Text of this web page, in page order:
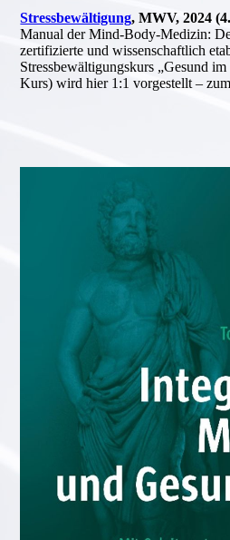
Stressbewältigung, MWV, 2024
Manual der Mind-Body-Medizin:
zertifizierte und wissenschaftlich
Stressbewältigungskurs „Gesund
Kurs) wird hier 1:1 vorgestellt –